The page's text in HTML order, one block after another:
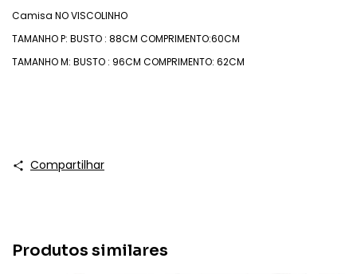
Camisa NO VISCOLINHO
TAMANHO P: BUSTO : 88CM COMPRIMENTO:60CM
TAMANHO M: BUSTO : 96CM COMPRIMENTO: 62CM
Compartilhar
Produtos similares